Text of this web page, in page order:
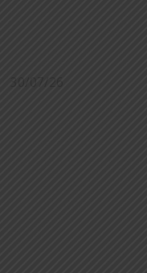
30/07/26